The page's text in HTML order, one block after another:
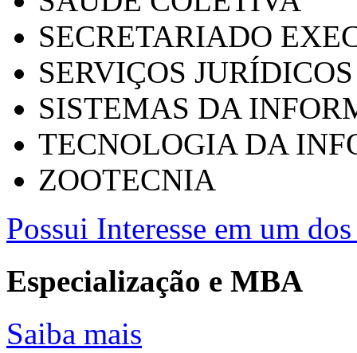
SECRETARIADO
SERVIÇOS
SISTEMAS DA
TECNOLOGIA DA
ZOOTECNIA
Possui Interesse em um
Especialização e MBA
Saiba mais